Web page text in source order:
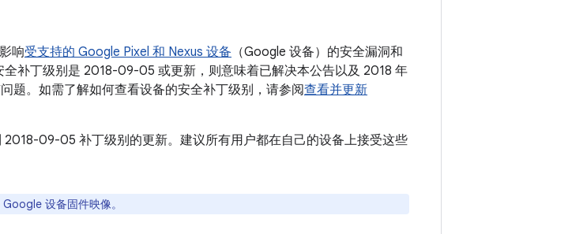
响受支持的 Google Pixel 和 Nexus 设备 （Google 设备）的安全漏洞和
补丁级别是 2018-09-05 或更新，则意味着已解决本公告以及 2018 年
题。如需了解如何查看设备的安全补丁级别，请参阅查看并更新
09-05 补丁级别的更新。建议所有用户都在自己的设备上接受这些
设备固件映像。